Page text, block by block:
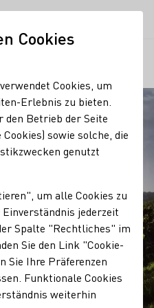
Cookies
Cookies, um
Erlebnis zu bieten.
den Betrieb der Seite
sowie solche, die
genutzt
um alle Cookies zu
jederzeit
Spalte "Rechtliches" im
Sie den Link "Cookie-
Sie Ihre Präferenzen
Funktionale Cookies
weiterhin